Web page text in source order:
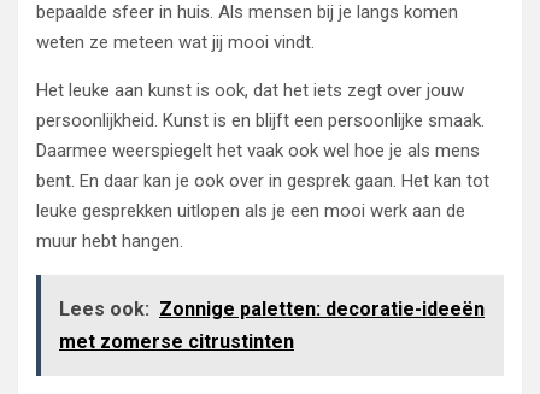
bepaalde sfeer in huis. Als mensen bij je langs komen
weten ze meteen wat jij mooi vindt.
Het leuke aan kunst is ook, dat het iets zegt over jouw
persoonlijkheid. Kunst is en blijft een persoonlijke smaak.
Daarmee weerspiegelt het vaak ook wel hoe je als mens
bent. En daar kan je ook over in gesprek gaan. Het kan tot
leuke gesprekken uitlopen als je een mooi werk aan de
muur hebt hangen.
Lees ook: Zonnige paletten: decoratie-ideeën
met zomerse citrustinten